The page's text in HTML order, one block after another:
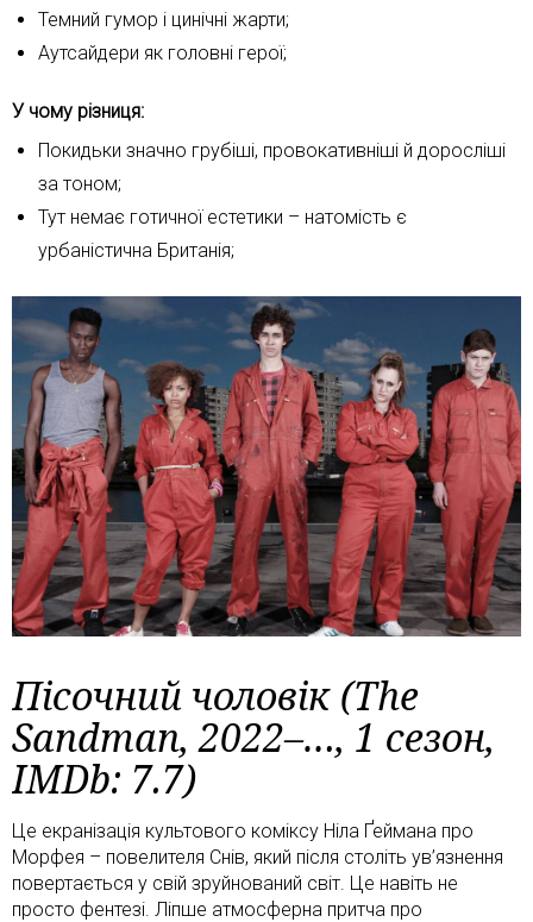
Темний гумор і цинічні жарти;
Аутсайдери як головні герої;
У чому різниця:
Покидьки значно грубіші, провокативніші й доросліші
за тоном;
Тут немає готичної естетики – натомість є
урбаністична Британія;
Пісочний чоловік (The
Sandman, 2022–…, 1 сезон,
IMDb: 7.7)
Це екранізація культового коміксу Ніла Ґеймана про
Морфея – повелителя Снів, який після століть ув’язнення
повертається у свій зруйнований світ. Це навіть не
просто фентезі. Ліпше атмосферна притча про